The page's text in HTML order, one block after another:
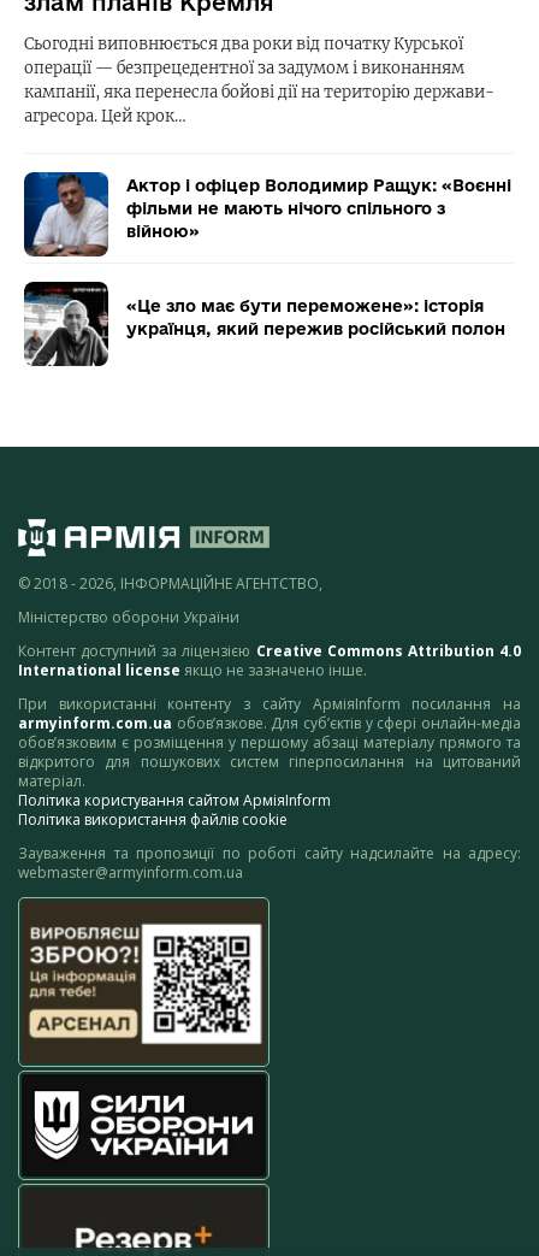
Сьогодні виповнюється два роки від початку Курської
операції — безпрецедентної за задумом і виконанням
кампанії, яка перенесла бойові дії на територію держави-
агресора. Цей крок…
Актор і офіцер Володимир Ращук: «Воєнні
фільми не мають нічого спільного з
війною»
«Це зло має бути переможене»: історія
українця, який пережив російський полон
© 2018 - 2026, ІНФОРМАЦІЙНЕ АГЕНТСТВО,
Міністерство оборони України
Контент доступний за ліцензією Creative Commons Attribution 4.0
International license якщо не зазначено інше.
При використанні контенту з сайту АрміяInform посилання на
armyinform.com.ua обов’язкове. Для суб’єктів у сфері онлайн-медіа
обов’язковим є розміщення у першому абзаці матеріалу прямого та
відкритого для пошукових систем гіперпосилання на цитований
матеріал.
Політика користування сайтом АрміяInform
Політика використання файлів cookie
Зауваження та пропозиції по роботі сайту надсилайте на адресу:
webmaster@armyinform.com.ua